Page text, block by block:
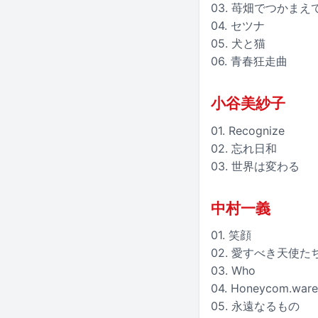
03. 苺畑でつかまえ
04. セツナ
05. 犬と猫
06. 青春狂走曲
小谷美紗子
01. Recognize
02. 忘れ日和
03. 世界は変わる
中村一義
01. 笑顔
02. 愛すべき天使た
03. Who
04. Honeycom.ware
05. 永遠なるもの